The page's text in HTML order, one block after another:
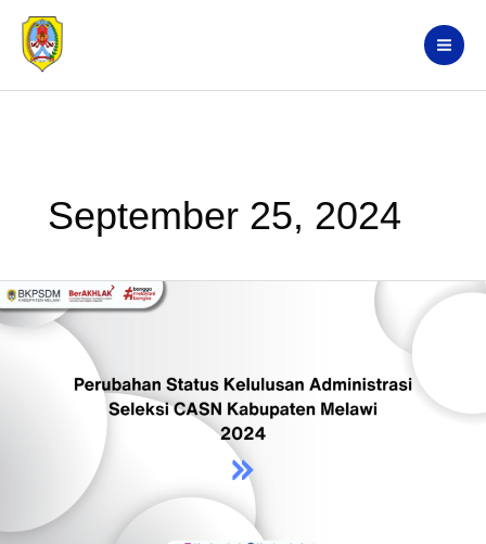
content
September 25, 2024
Perubahan
Status